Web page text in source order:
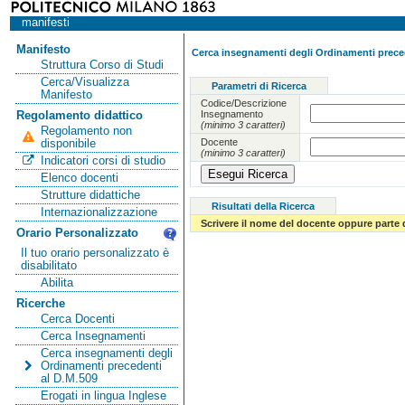
manifesti
Manifesto
Struttura Corso di Studi
Cerca/Visualizza
Manifesto
Regolamento didattico
Regolamento non
disponibile
Indicatori corsi di studio
Elenco docenti
Strutture didattiche
Internazionalizzazione
Orario Personalizzato
Il tuo orario personalizzato è
disabilitato
Abilita
Ricerche
Cerca Docenti
Cerca Insegnamenti
Cerca insegnamenti degli
Ordinamenti precedenti
al D.M.509
Erogati in lingua Inglese
Cerca insegnamenti degli Ordinamenti
Parametri di Ricerca
Codice/Descrizione
Insegnamento
(minimo 3 caratteri)
Docente
(minimo 3 caratteri)
Risultati della Ricerca
Scrivere il nome del docente oppure